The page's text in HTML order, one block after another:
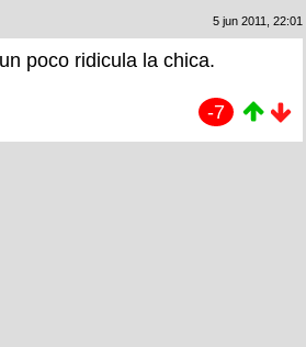
5 jun 2011, 22:01
poco ridicula la chica.
-7